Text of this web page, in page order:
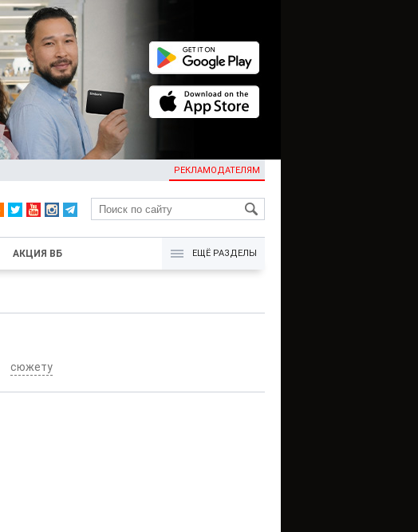
РЕКЛАМОДАТЕЛЯМ
KG
АКЦИЯ ВБ ЕЩЁ РАЗДЕЛЫ
сюжету